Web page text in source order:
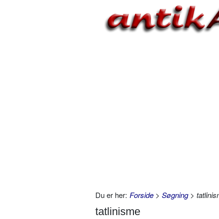
Du er her: Forside > Søgning>
tatlinisme